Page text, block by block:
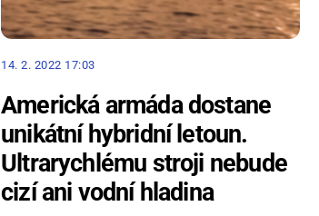
14. 2. 2022 17:03
Americká armáda dostane
unikátní hybridní letoun.
Ultrarychlému stroji nebude
cizí ani vodní hladina